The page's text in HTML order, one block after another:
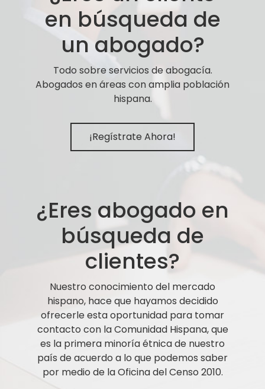
en búsqueda de
un abogado?
Todo sobre servicios de abogacía.
Abogados en áreas con amplia población
hispana.
¡Regístrate Ahora!
¿Eres abogado en
búsqueda de
clientes?
Nuestro conocimiento del mercado
hispano, hace que hayamos decidido
ofrecerle esta oportunidad para tomar
contacto con la Comunidad Hispana, que
es la primera minoría étnica de nuestro
país de acuerdo a lo que podemos saber
por medio de la Oficina del Censo 2010.